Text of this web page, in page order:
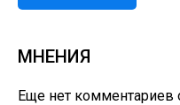
МНЕНИЯ
Еще нет комментариев